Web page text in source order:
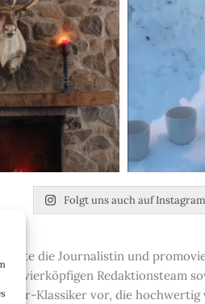
Folgt uns auch auf Instagram
die Journalistin und
vierköpfigen Redaktionsteam
Klassiker vor, die